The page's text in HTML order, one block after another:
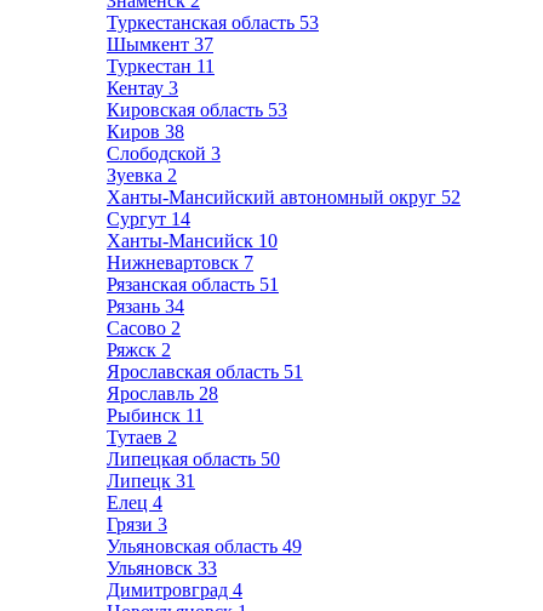
Туркестанская область 53
Шымкент 37
Туркестан 11
Кентау 3
Кировская область 53
Киров 38
Слободской 3
Зуевка 2
Ханты-Мансийский автономный округ 52
Сургут 14
Ханты-Мансийск 10
Нижневартовск 7
Рязанская область 51
Рязань 34
Сасово 2
Ряжск 2
Ярославская область 51
Ярославль 28
Рыбинск 11
Тутаев 2
Липецкая область 50
Липецк 31
Елец 4
Грязи 3
Ульяновская область 49
Ульяновск 33
Димитровград 4